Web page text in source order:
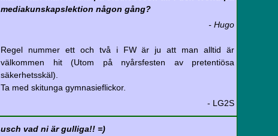
mediakunskapslektion någon gång?
- Hugo
Regel nummer ett och två i FW är ju att man alltid är
välkommen hit (Utom på nyårsfesten av pretentiösa
säkerhetsskäl).
Ta med skitunga gymnasieflickor.
- LG2S
usch vad ni är gulliga!! =)